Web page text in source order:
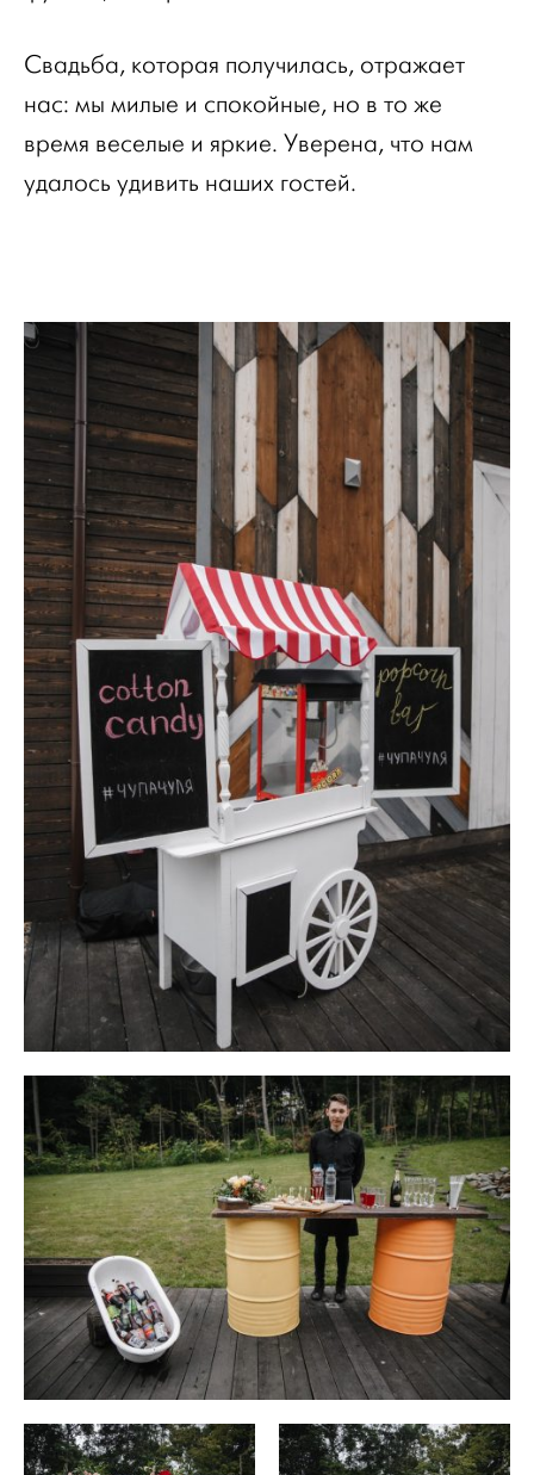
Свадьба, которая получилась, отражает
нас: мы милые и спокойные, но в то же
время веселые и яркие. Уверена, что нам
удалось удивить наших гостей.